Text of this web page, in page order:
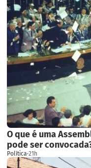
O que é uma
pode ser
Política·21h